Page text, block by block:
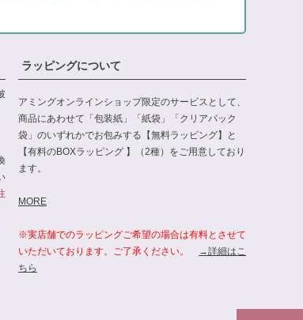
ラッピングについて
アミングオンラインショップ限定のサービスとして、
商品にあわせて「包装紙」「紙袋」「クリアパック
袋」のいずれかでお包みする【無料ラッピング】と
【有料のBOXラッピング 】（2種）をご用意しており
ます。
MORE
※実店舗でのラッピングご希望の場合は有料とさせて
いただいております。ご了承ください。
→詳細はこ
ちら